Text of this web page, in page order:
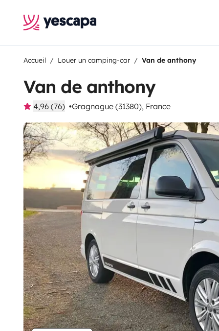
Accueil Louer un camping-car Van de anthony
Van de anthony
4,96 (76) Gragnague (31380), France